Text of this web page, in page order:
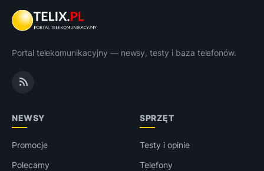
Portal telekomunikacyjny — newsy, testy i baza telefonów.
NEWSY
Promocje
Polecamy
SPRZĘT
Testy i opinie
Telefony